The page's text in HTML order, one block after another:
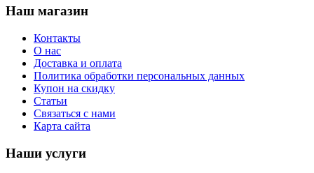
Наш магазин
Контакты
О нас
Доставка и оплата
Политика обработки персональных данных
Купон на скидку
Статьи
Связаться с нами
Карта сайта
Наши услуги